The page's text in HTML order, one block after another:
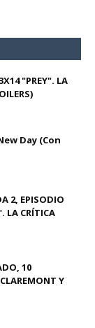
"PREY". LA
Day (Con
2, EPISODIO
LA CRÍTICA
10
Y